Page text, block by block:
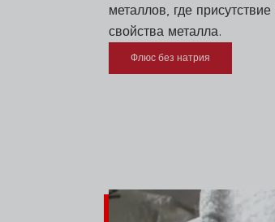
металлов, где
свойства металла.
Флюс без натрия